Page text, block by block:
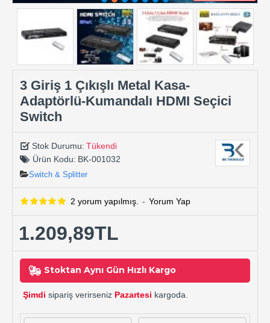
3 Giriş 1 Çıkışlı Metal Kasa-
Adaptörlü-Kumandalı HDMI Seçici
Switch
Stok Durumu: Tükendi
Ürün Kodu: BK-001032
Switch & Splitter
2 yorum yapılmış. - Yorum Yap
1.209,89TL
Stoktan Aynı Gün Hızlı Kargo
Şimdi sipariş verirseniz Pazartesi kargoda.